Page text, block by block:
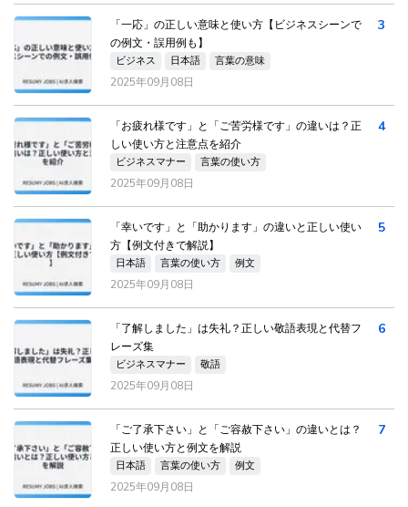
「一応」の正しい意味と使い方【ビジネスシーンで
の例文・誤用例も】
ビジネス 日本語 言葉の意味
2025年09月08日
3
「お疲れ様です」と「ご苦労様です」の違いは？正
しい使い方と注意点を紹介
ビジネスマナー 言葉の使い方
2025年09月08日
4
「幸いです」と「助かります」の違いと正しい使い
方【例文付きで解説】
日本語 言葉の使い方 例文
2025年09月08日
5
「了解しました」は失礼？正しい敬語表現と代替フ
レーズ集
ビジネスマナー 敬語
2025年09月08日
6
「ご了承下さい」と「ご容赦下さい」の違いとは？
正しい使い方と例文を解説
日本語 言葉の使い方 例文
2025年09月08日
7